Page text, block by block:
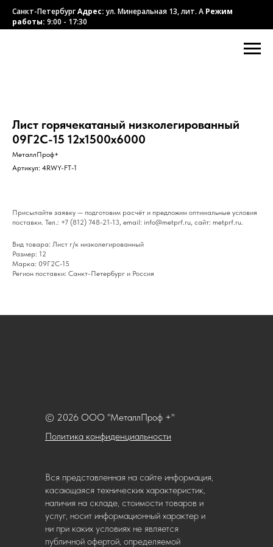
Санкт-ПетербургАдрес:ул. Минеральная 13, лит. А Режим
работы: 9:00 - 17:30
Лист горячекатаный низколегированный
09Г2С-15 12х1500х6000
МеталлПроф+
Артикул: 4RWY-FT-1
Присылайте заявку — подготовим расчёт и предложим оптимальные условия
поставки. Тел.: +7 (812) 748-21-13, email: info@metprf.ru, сайт: metprf.ru.
Вид товара: Лист г/к низколегированный
Размер: 12
Марка: 09Г2С-15
Регион поставки: Санкт-Петербург и Россия
Политика конфиденциальности
© 2026 ООО "МеталлПроф +"
Вся представленная на сайте информация,
касающаяся технических характеристик,
наличия на складе, стоимости товаров и
услуг, носит информационный характер и
ни при каких условиях не является
публичной офертой, определяемой